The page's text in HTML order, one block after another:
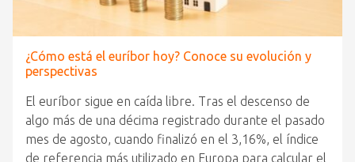
¿Cómo está el euríbor hoy? Conoce su evolución y
perspectivas
El euríbor sigue en caída libre. Tras el descenso de
algo más de una décima registrado durante el pasado
mes de agosto, cuando finalizó en el 3,16%, el índice
de referencia más utilizado en Europa para calcular el